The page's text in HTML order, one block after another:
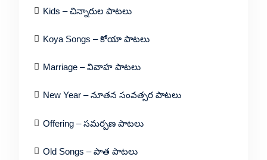
Kids – చిన్నారుల పాటలు
Koya Songs – కోయా పాటలు
Marriage – వివాహ పాటలు
New Year – నూతన సంవత్సర పాటలు
Offering – సమర్పణ పాటలు
Old Songs – పాత పాటలు